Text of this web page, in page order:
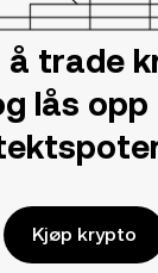
å trade
lås opp
Kjøp krypto